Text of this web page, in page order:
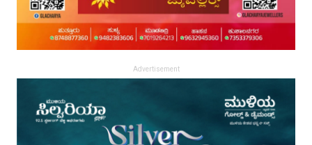
Advertisement